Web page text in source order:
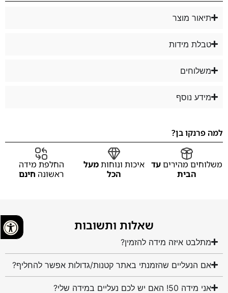
תיאור מוצר
טבלת מידות
משלוחים
מידע נוסף
למה פרנקו בן?
משלוחים מהיריםעד
הבית
איכות ונוחותמעל
הכל
החלפת מידה
ראשונה חינם
שאלות ותשובות
מתלבט איזה מידה להזמין?
אם הנעליים שהזמנתי באתר קטנות/גדולות אפשר להחליף?
אני מידה 50! האם יש לכם נעליים במידה שלי?